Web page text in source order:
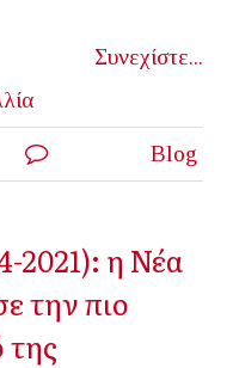
Συνεχίστε...
Blog
2021): η Νέα
την πιο